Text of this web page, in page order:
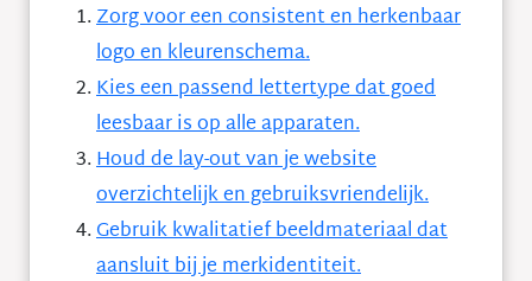
Zorg voor een consistent en herkenbaar
logo en kleurenschema.
Kies een passend lettertype dat goed
leesbaar is op alle apparaten.
Houd de lay-out van je website
overzichtelijk en gebruiksvriendelijk.
Gebruik kwalitatief beeldmateriaal dat
aansluit bij je merkidentiteit.